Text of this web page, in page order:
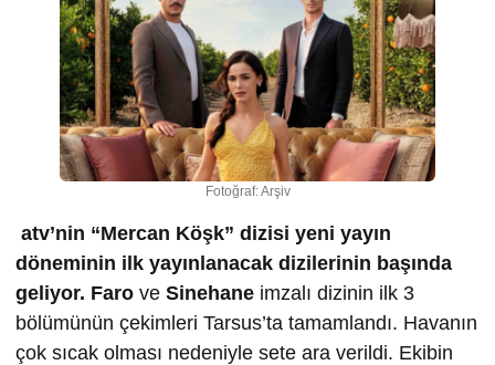
Fotoğraf: Arşiv
atv’nin “Mercan Köşk” dizisi yeni yayın
döneminin ilk yayınlanacak dizilerinin başında
geliyor. Faro ve Sinehane imzalı dizinin ilk 3
bölümünün çekimleri Tarsus’ta tamamlandı. Havanın
çok sıcak olması nedeniyle sete ara verildi. Ekibin